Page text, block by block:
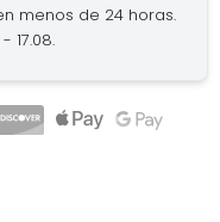
menos de 24 horas.
17.08.